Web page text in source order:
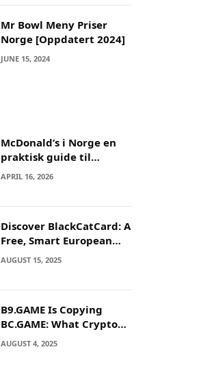
Mr Bowl Meny Priser
Norge [Oppdatert 2024]
JUNE 15, 2024
McDonald’s i Norge en
praktisk guide til
menyer og besøk
APRIL 16, 2026
Discover BlackCatCard: A
Free, Smart European
IBAN & Crypto Card
AUGUST 15, 2025
B9.GAME Is Copying
BC.GAME: What Crypto
Users Need to Know
AUGUST 4, 2025